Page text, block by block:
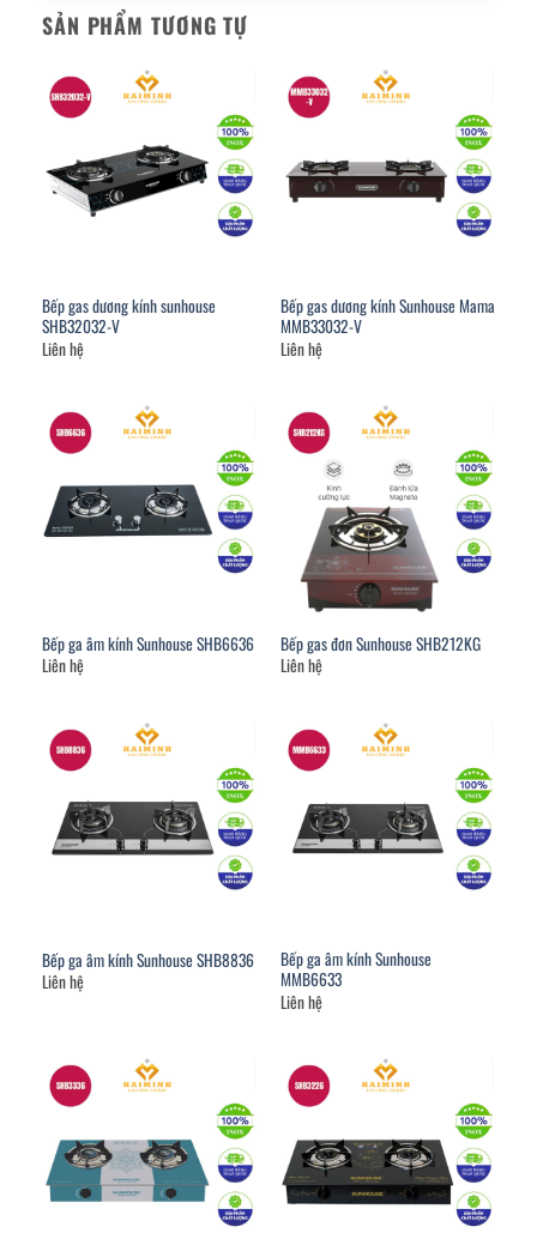
SẢN PHẨM TƯƠNG TỰ
Bếp gas dương kính sunhouse
SHB32032-V
Liên hệ
Bếp gas dương kính Sunhouse Mama
MMB33032-V
Liên hệ
Bếp ga âm kính Sunhouse SHB6636
Liên hệ
Bếp gas đơn Sunhouse SHB212KG
Liên hệ
Bếp ga âm kính Sunhouse SHB8836
Liên hệ
Bếp ga âm kính Sunhouse
MMB6633
Liên hệ